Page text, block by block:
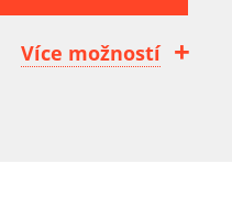
Více možností